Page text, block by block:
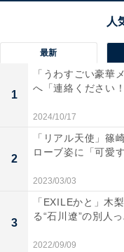
最新
1
「うわすごい豪華
へ「連絡ください
2024/10/17
2
「リアル天使」篠
ローブ姿に「可愛
2023/03/03
3
「EXILEかと」木
る“石川遼”の別人
2022/09/09